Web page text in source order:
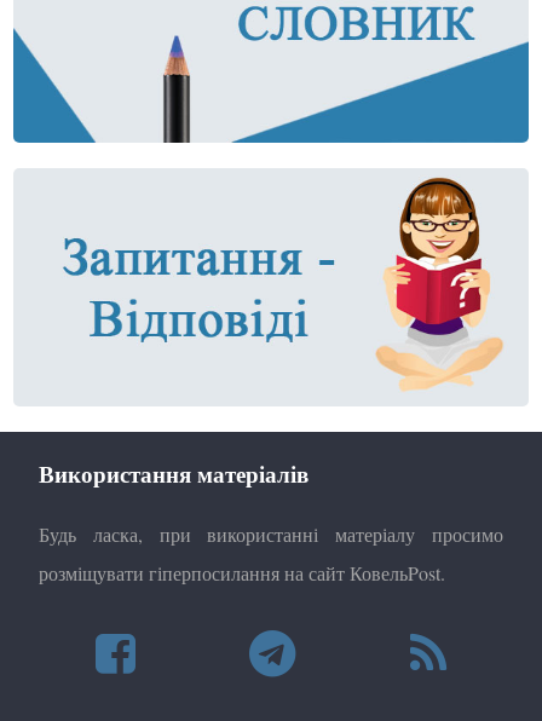
Використання матеріалів
Будь ласка, при використанні матеріалу просимо
розміщувати гіперпосилання на сайт КовельPost.